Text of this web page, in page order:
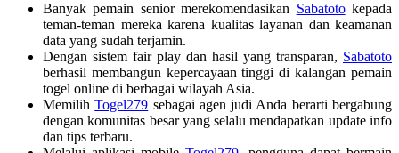
Banyak pemain senior merekomendasikan Sabatotokepada
teman-teman mereka karena kualitas layanan dan keamanan
data yang sudah terjamin.
Dengan sistem fair play dan hasil yang transparan, Sabatoto
berhasil membangun kepercayaan tinggi di kalangan pemain
togel online di berbagai wilayah Asia.
MemilihTogel279 sebagai agen judi Anda berarti bergabung
dengan komunitas besar yang selalu mendapatkan update info
dan tips terbaru.